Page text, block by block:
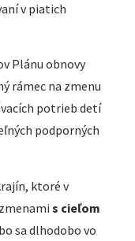
v piatich
Plánu obnovy
rámec na zmenu
potrieb detí
podporných
ktoré v
s cieľom
sa dlhodobo vo